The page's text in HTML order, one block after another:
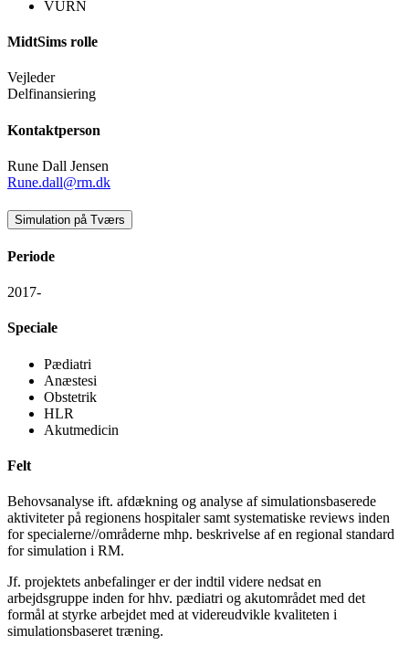
VURN
MidtSims rolle
Vejleder
Delfinansiering
Kontaktperson
Rune Dall Jensen
Rune.dall@rm.dk
Simulation på Tværs
Periode
2017-
Speciale
Pædiatri
Anæstesi
Obstetrik
HLR
Akutmedicin
Felt
Behovsanalyse ift. afdækning og analyse af simulationsbaserede
aktiviteter på regionens hospitaler samt systematiske reviews inden
for specialerne//områderne mhp. beskrivelse af en regional standard
for simulation i RM.
Jf. projektets anbefalinger er der indtil videre nedsat en
arbejdsgruppe inden for hhv. pædiatri og akutområdet med det
formål at styrke arbejdet med at videreudvikle kvaliteten i
simulationsbaseret træning.